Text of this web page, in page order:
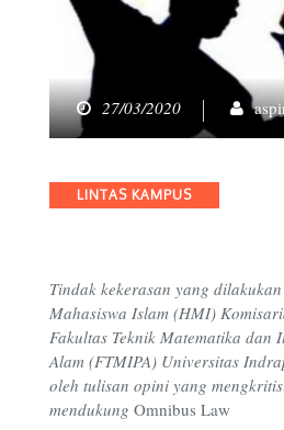
27/03/2020
Categories
LINTAS KAMPUS
Tindak kekerasan yang
Mahasiswa Islam (HMI)
Fakultas Teknik Matematika dan
Alam (FTMIPA) Universitas
oleh tulisan opini yang
mendukung Omnibus Law